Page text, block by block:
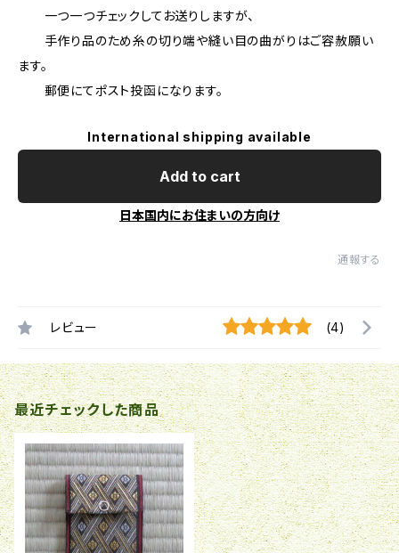
一つ一つチェックしてお送りしますが、
手作り品のため糸の切り端や縫い目の曲がりはご容赦願い
ます。
郵便にてポスト投函になります。
International shipping available
Add to cart
日本国内にお住まいの方向け
通報する
レビュー (4)
最近チェックした商品